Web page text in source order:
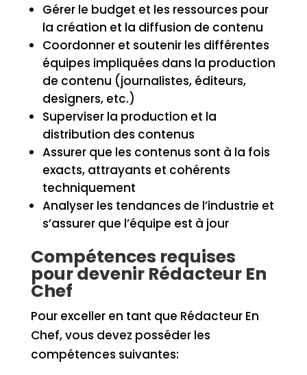
Gérer le budget et les ressources pour
la création et la diffusion de contenu
Coordonner et soutenir les différentes
équipes impliquées dans la production
de contenu (journalistes, éditeurs,
designers, etc.)
Superviser la production et la
distribution des contenus
Assurer que les contenus sont à la fois
exacts, attrayants et cohérents
techniquement
Analyser les tendances de l’industrie et
s’assurer que l’équipe est à jour
Compétences requises
pour devenir Rédacteur En
Chef
Pour exceller en tant que Rédacteur En
Chef, vous devez posséder les
compétences suivantes: